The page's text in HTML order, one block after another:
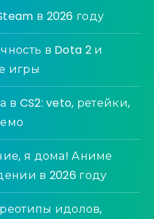
в 2026 году
в Dota 2 и
игры
в CS2: veto, ретейки,
я дома! Аниме
в 2026 году
идолов,